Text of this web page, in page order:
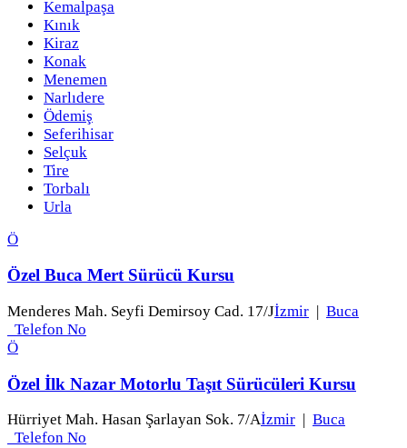
Kemalpaşa
Kınık
Kiraz
Konak
Menemen
Narlıdere
Ödemiş
Seferihisar
Selçuk
Tire
Torbalı
Urla
Ö
Özel Buca Mert Sürücü Kursu
Menderes Mah. Seyfi Demirsoy Cad. 17/Jİzmir | Buca
Telefon No
Ö
Özel İlk Nazar Motorlu Taşıt Sürücüleri Kursu
Hürriyet Mah. Hasan Şarlayan Sok. 7/Aİzmir
Buca
Telefon No